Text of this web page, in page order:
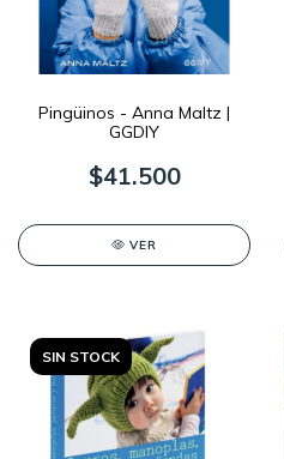
Pingüinos - Anna Maltz |
GGDIY
$41.500
VER
SIN STOCK